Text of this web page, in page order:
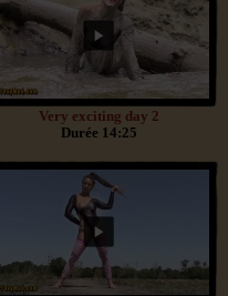
Very exciting day 2
Durée 14:25